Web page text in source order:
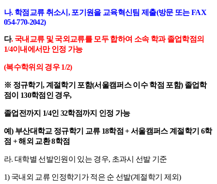
나. 학점교류 취소시 ,포기원을 교육혁신팀 제출(방문 또는FAX
054-770-2042)
다. 국내교류 및 국외교류를 모두 합하여 소속 학과 졸업학점의
1/4이내에서만 인정 가능
(복수학위의 경우1/2)
※ 정규학기,계절학기 포함(서울캠퍼스 이수 학점 포함) 졸업학
점이 130학점인 경우,
졸업전까지 1/4인 32학점까지 인정 가능
예) 부산대학교 정규학기 교류 18학점+서울캠퍼스 계절학기 6학
점 +해외 교환8학점
라.대학별 선발인원이 있는 경우, 초과시 선발 기준
1) 국내외 교류 인정학기가 적은 순 선발(계절학기 제외)